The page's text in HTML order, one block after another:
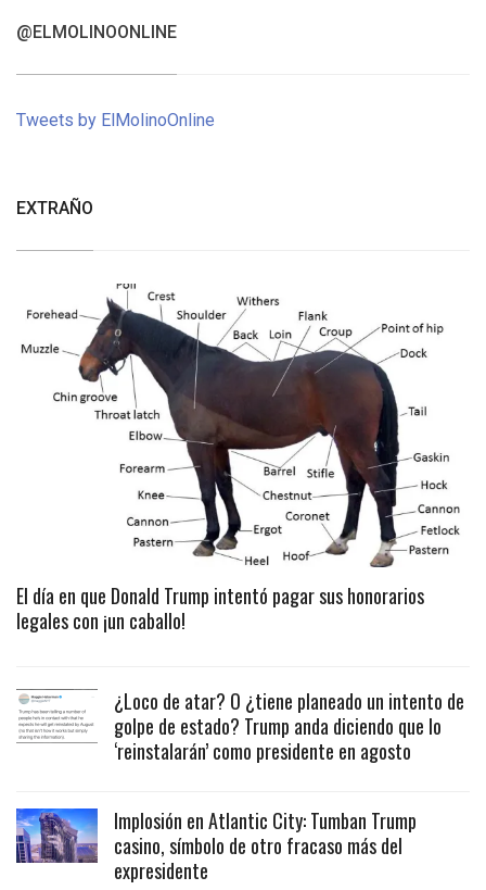
@ELMOLINOONLINE
Tweets by ElMolinoOnline
EXTRAÑO
El día en que Donald Trump intentó pagar sus honorarios
legales con ¡un caballo!
¿Loco de atar? O ¿tiene planeado un intento de
golpe de estado? Trump anda diciendo que lo
‘reinstalarán’ como presidente en agosto
Implosión en Atlantic City: Tumban Trump
casino, símbolo de otro fracaso más del
expresidente